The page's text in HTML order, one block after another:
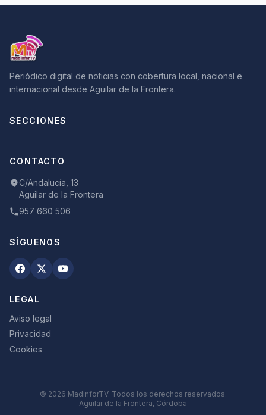
Periódico digital de noticias con cobertura local, nacional e
internacional desde Aguilar de la Frontera.
SECCIONES
CONTACTO
C/Andalucía, 13
Aguilar de la Frontera
957 660 506
SÍGUENOS
LEGAL
Aviso legal
Privacidad
Cookies
© 2026 MadinforTV. Todos los derechos reservados.
Aguilar de la Frontera, Córdoba